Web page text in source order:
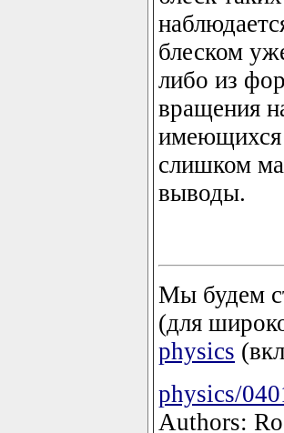
блеском
либо из
вращения
имеющихся
слишком
выводы.
Мы будем
(для
physics
physics/
Authors: